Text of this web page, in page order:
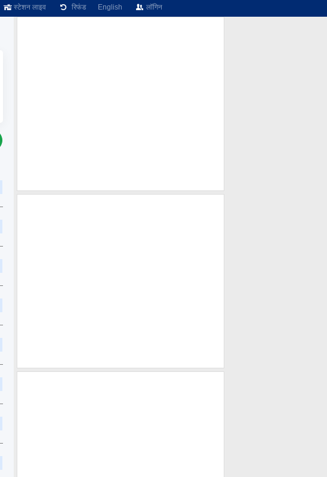
स्टेशन लाइव रिफंड English लॉगिन